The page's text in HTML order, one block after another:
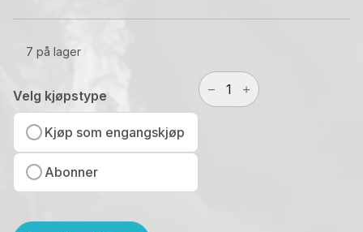
7 på lager
Velg kjøpstype
Kjøp som engangskjøp
Abonner
Prillan
All
White